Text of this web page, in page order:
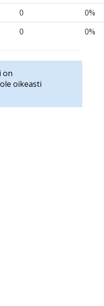
0
0%
0 0%
on
oikeasti